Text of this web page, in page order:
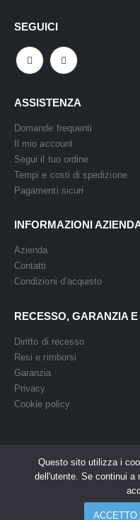
SEGUICI
ASSISTENZA
Domande frequenti
Il mio account
Segui il tuo ordine
Tempi e costi di spedizione
Pagamenti sicuri
INFORMAZIONI
Azienda
Contatti
Condizioni d’acquisto
RECESSO, GARANZIA
Diritto di recesso
Resi e rimborsi
Garanzia
Privacy
Cookie policy
Powered by Easy Media ©
Questo sito utilizza i
dell'utente. Se continui a
ACCETTO